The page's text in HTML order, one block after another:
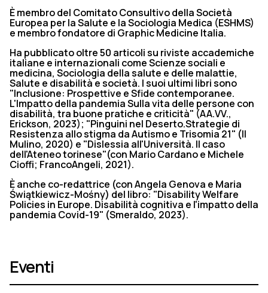
È membro del Comitato Consultivo della Società
Europea per la Salute e la Sociologia Medica (ESHMS)
e membro fondatore di Graphic Medicine Italia.
Ha pubblicato oltre 50 articoli su riviste accademiche
italiane e internazionali come Scienze sociali e
medicina, Sociologia della salute e delle malattie,
Salute e disabilità e società. I suoi ultimi libri sono
"Inclusione: Prospettive e Sfide contemporanee.
L'Impatto della pandemia Sulla vita delle persone con
disabilità, tra buone pratiche e criticità" (AA.VV.,
Erickson, 2023); "Pinguini nel Deserto.Strategie di
Resistenza allo stigma da Autismo e Trisomia 21" (Il
Mulino, 2020) e "Dislessia all'Università. Il caso
dell'Ateneo torinese"(con Mario Cardano e Michele
Cioffi; FrancoAngeli, 2021).
È anche co-redattrice (con Angela Genova e Maria
Świątkiewicz-Mośny) del libro: "Disability Welfare
Policies in Europe. Disabilità cognitiva e l'impatto della
pandemia Covid-19" (Smeraldo, 2023).
Eventi